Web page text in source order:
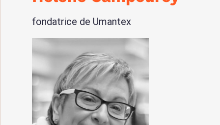
fondatrice de Umantex